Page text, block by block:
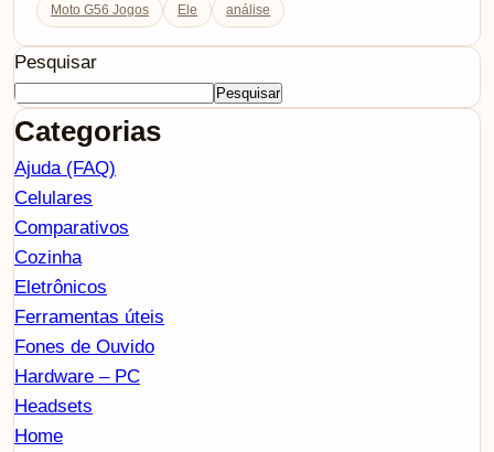
Moto G56 Jogos Ele análise
Pesquisar
Pesquisar
Categorias
Ajuda (FAQ)
Celulares
Comparativos
Cozinha
Eletrônicos
Ferramentas úteis
Fones de Ouvido
Hardware – PC
Headsets
Home